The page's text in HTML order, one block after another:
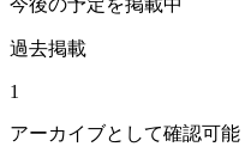
過去掲載
1
アーカイブとして確認可能